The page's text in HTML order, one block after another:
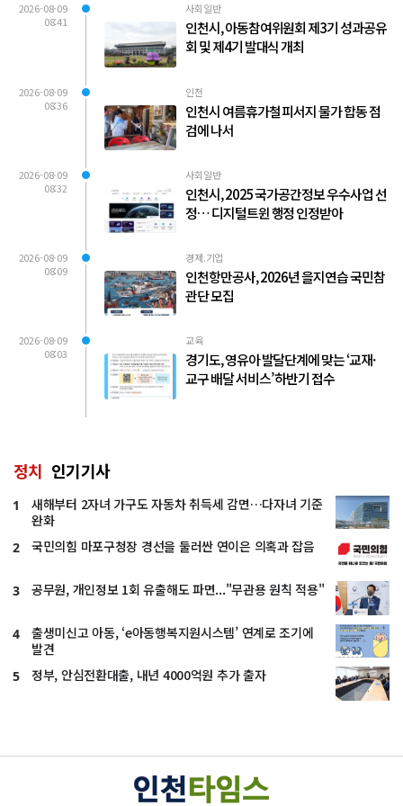
2026-08-09
08:41
사회일반
인천시, 아동참여위원회 제3기 성과공유
회 및 제4기 발대식 개최
2026-08-09
08:36
인천
인천시 여름휴가철 피서지 물가 합동 점
검에 나서
2026-08-09
08:32
사회일반
인천시, 2025 국가공간정보 우수사업 선
정… 디지털트윈 행정 인정받아
2026-08-09
08:09
경제.기업
인천항만공사, 2026년 을지연습 국민참
관단 모집
2026-08-09
08:03
교육
경기도, 영유아 발달단계에 맞는 ‘교재·
교구 배달 서비스’ 하반기 접수
정치 인기기사
1
새해부터 2자녀 가구도 자동차 취득세 감면…다자녀 기준
완화
2 국민의힘 마포구청장 경선을 둘러싼 연이은 의혹과 잡음
3 공무원, 개인정보 1회 유출해도 파면..."무관용 원칙 적용"
4
출생미신고 아동, ‘e아동행복지원시스템’ 연계로 조기에
발견
5 정부, 안심전환대출, 내년 4000억원 추가 출자